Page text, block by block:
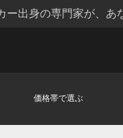
出身の専門家が、
価格帯で選ぶ